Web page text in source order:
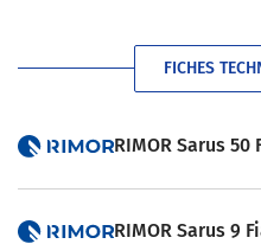
FICHES
RIMOR Sarus 50
RIMOR Sarus 9